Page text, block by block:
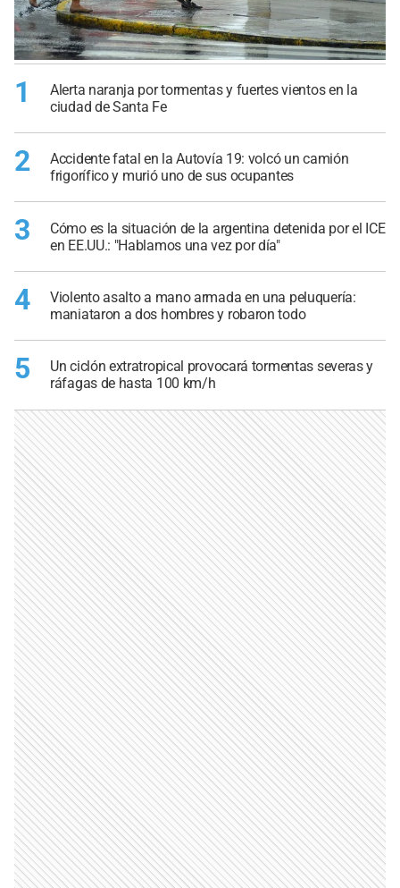
1
Alerta naranja por tormentas y fuertes vientos en la
ciudad de Santa Fe
2
Accidente fatal en la Autovía 19: volcó un camión
frigorífico y murió uno de sus ocupantes
3
Cómo es la situación de la argentina detenida por el ICE
en EE.UU.: "Hablamos una vez por día"
4
Violento asalto a mano armada en una peluquería:
maniataron a dos hombres y robaron todo
5
Un ciclón extratropical provocará tormentas severas y
ráfagas de hasta 100 km/h